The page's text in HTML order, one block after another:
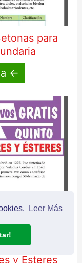
Leer Más
para
←
y Ésteres